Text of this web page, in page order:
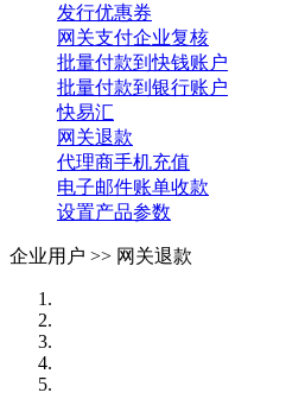
发行优惠券
网关支付企业复核
批量付款到快钱账户
批量付款到银行账户
快易汇
网关退款
代理商手机充值
电子邮件账单收款
设置产品参数
企业用户 >> 网关退款